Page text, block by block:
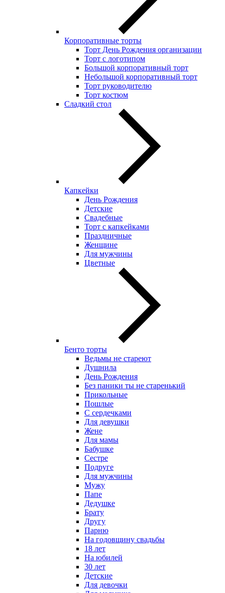
Корпоративные торты
Торт День Рождения организации
Торт с логотипом
Большой корпоративный торт
Небольшой корпоративный торт
Торт руководителю
Торт костюм
Сладкий стол
Капкейки
День Рождения
Детские
Свадебные
Торт с капкейками
Праздничные
Женщине
Для мужчины
Цветные
Бенто торты
Ведьмы не стареют
Душнила
День Рождения
Без паники ты не старенький
Прикольные
Пошлые
С сердечками
Для девушки
Жене
Для мамы
Бабушке
Сестре
Подруге
Для мужчины
Мужу
Папе
Дедушке
Брату
Другу
Парню
На годовщину свадьбы
18 лет
На юбилей
30 лет
Детские
Для девочки